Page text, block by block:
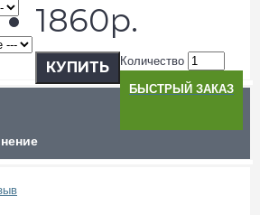
1860р.
Количество
КУПИТЬ
БЫСТРЫЙ ЗАКАЗ